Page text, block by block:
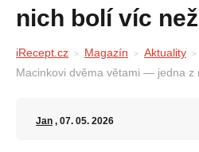
nich bolí víc
iRecept.cz Magazín Aktuality
Macinkovi dvěma větami — jedna z
Jan , 07. 05. 2026